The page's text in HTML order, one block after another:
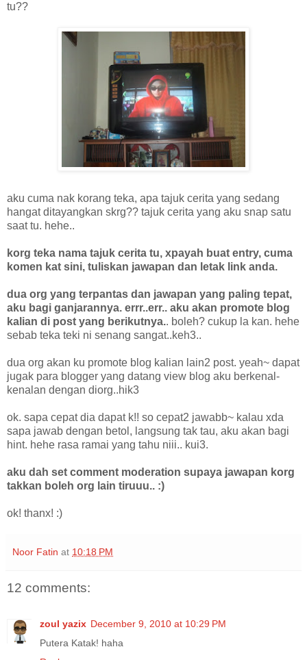
tu??
aku cuma nak korang teka, apa tajuk cerita yang sedang
hangat ditayangkan skrg?? tajuk cerita yang aku snap satu
saat tu. hehe..
korg teka nama tajuk cerita tu, xpayah buat entry, cuma
komen kat sini, tuliskan jawapan dan letak link anda.
dua org yang terpantas dan jawapan yang paling tepat,
aku bagi ganjarannya. errr..err.. aku akan promote blog
kalian di post yang berikutnya.. boleh? cukup la kan. hehe
sebab teka teki ni senang sangat..keh3..
dua org akan ku promote blog kalian lain2 post. yeah~ dapat
jugak para blogger yang datang view blog aku berkenal-
kenalan dengan diorg..hik3
ok. sapa cepat dia dapat k!! so cepat2 jawabb~ kalau xda
sapa jawab dengan betol, langsung tak tau, aku akan bagi
hint. hehe rasa ramai yang tahu niii.. kui3.
aku dah set comment moderation supaya jawapan korg
takkan boleh org lain tiruuu.. :)
ok! thanx! :)
Noor Fatin at 10:18 PM
12 comments:
zoul yazix December 9, 2010 at 10:29 PM
Putera Katak! haha